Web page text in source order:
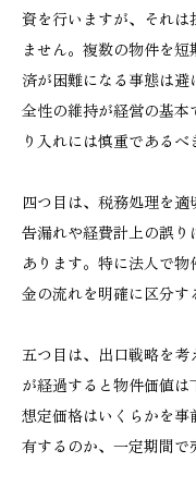
資を行いますが、それ
ません。複数の物件を
済が困難になる事態は
全性の維持が経営の基
り入れには慎重であるべ
四つ目は、税務処理を
告漏れや経費計上の誤
あります。特に法人で
金の流れを明確に区分す
五つ目は、出口戦略を
が経過すると物件価値
想定価格はいくらかを
有するのか、一定期間で